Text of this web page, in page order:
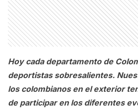
Hoy cada departamento de
deportistas sobresalientes.
los colombianos en el exterior
de participar en los diferentes